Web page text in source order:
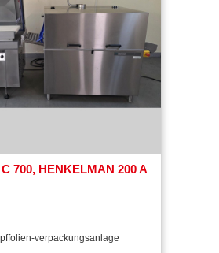
700, HENKELMAN 200 A
verpackungsanlage